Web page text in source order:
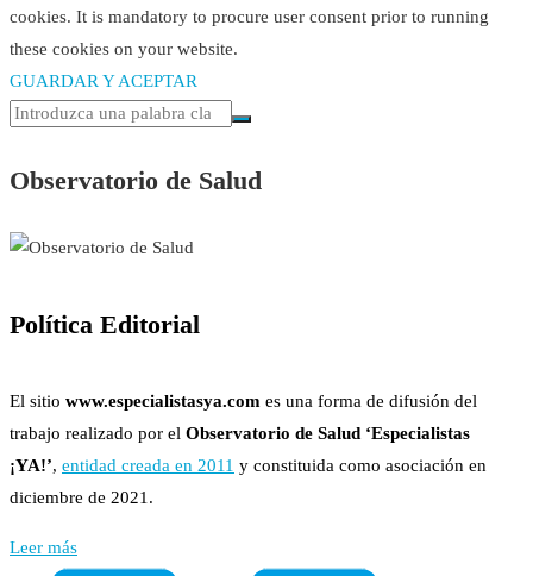
cookies. It is mandatory to procure user consent prior to running
these cookies on your website.
GUARDAR Y ACEPTAR
Observatorio de Salud
Política Editorial
El sitio www.especialistasya.com es una forma de difusión del
trabajo realizado por el Observatorio de Salud ‘Especialistas
¡YA!’, entidad creada en 2011 y constituida como asociación en
diciembre de 2021.
Leer más